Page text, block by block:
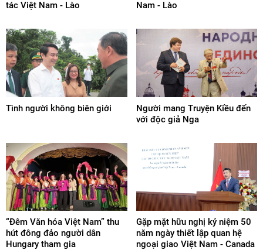
tác Việt Nam - Lào
Nam - Lào
Tình người không biên giới
Người mang Truyện Kiều đến
với độc giả Nga
“Đêm Văn hóa Việt Nam” thu
hút đông đảo người dân
Hungary tham gia
Gặp mặt hữu nghị kỷ niệm 50
năm ngày thiết lập quan hệ
ngoại giao Việt Nam - Canada